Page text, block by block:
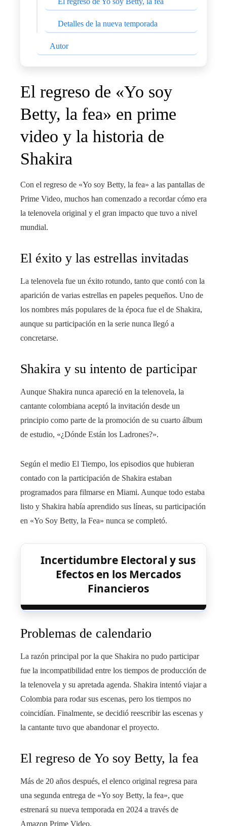
Detalles de la nueva temporada
Autor
El regreso de «Yo soy
Betty, la fea» en prime
video y la historia de
Shakira
Con el regreso de «Yo soy Betty, la fea» a las pantallas de
Prime Video, muchos han comenzado a recordar cómo era
la telenovela original y el gran impacto que tuvo a nivel
mundial.
El éxito y las estrellas invitadas
La telenovela fue un éxito rotundo, tanto que contó con la
aparición de varias estrellas en papeles pequeños. Uno de
los nombres más populares de la época fue el de Shakira,
aunque su participación en la serie nunca llegó a
concretarse.
Shakira y su intento de participar
Aunque Shakira nunca apareció en la telenovela, la
cantante colombiana aceptó la invitación desde un
principio como parte de la promoción de su cuarto álbum
de estudio, «¿Dónde Están los Ladrones?».
Según el medio El Tiempo, los episodios que hubieran
contado con la participación de Shakira estaban
programados para filmarse en Miami. Aunque todo estaba
listo y Shakira había aprendido sus líneas, su participación
en «Yo Soy Betty, la Fea» nunca se completó.
Incertidumbre Electoral y sus
Efectos en los Mercados
Financieros
Problemas de calendario
La razón principal por la que Shakira no pudo participar
fue la incompatibilidad entre los tiempos de producción de
la telenovela y su apretada agenda. Shakira intentó viajar a
Colombia para rodar sus escenas, pero los tiempos no
coincidían. Finalmente, se decidió reescribir las escenas y
la cantante tuvo que abandonar el proyecto.
El regreso de Yo soy Betty, la fea
Más de 20 años después, el elenco original regresa para
una segunda entrega de «Yo soy Betty, la fea», que
estrenará su nueva temporada en 2024 a través de
Amazon Prime Video.